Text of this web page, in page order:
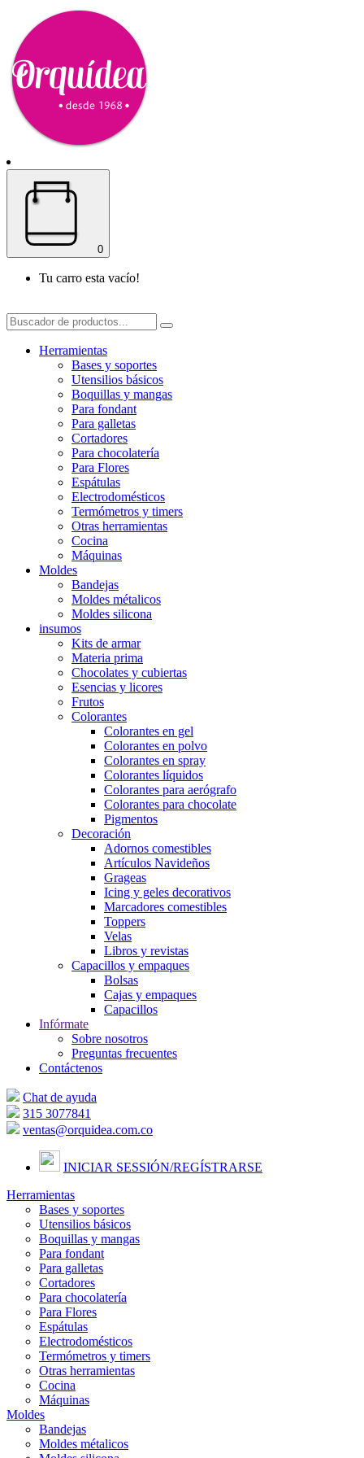
0
Tu carro esta vacío!
Herramientas
Bases y soportes
Utensilios básicos
Boquillas y mangas
Para fondant
Para galletas
Cortadores
Para chocolatería
Para Flores
Espátulas
Electrodomésticos
Termómetros y timers
Otras herramientas
Cocina
Máquinas
Moldes
Bandejas
Moldes métalicos
Moldes silicona
insumos
Kits de armar
Materia prima
Chocolates y cubiertas
Esencias y licores
Frutos
Colorantes
Colorantes en gel
Colorantes en polvo
Colorantes en spray
Colorantes líquidos
Colorantes para aerógrafo
Colorantes para chocolate
Pigmentos
Decoración
Adornos comestibles
Artículos Navideños
Grageas
Icing y geles decorativos
Marcadores comestibles
Toppers
Velas
Libros y revistas
Capacillos y empaques
Bolsas
Cajas y empaques
Capacillos
Infórmate
Sobre nosotros
Preguntas frecuentes
Contáctenos
Chat de ayuda
315 3077841
ventas@orquidea.com.co
INICIAR SESSIÓN/REGÍSTRARSE
Herramientas
Bases y soportes
Utensilios básicos
Boquillas y mangas
Para fondant
Para galletas
Cortadores
Para chocolatería
Para Flores
Espátulas
Electrodomésticos
Termómetros y timers
Otras herramientas
Cocina
Máquinas
Moldes
Bandejas
Moldes métalicos